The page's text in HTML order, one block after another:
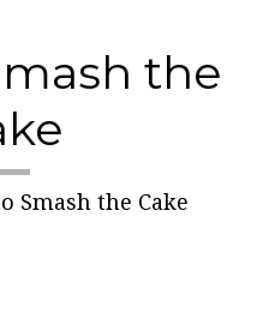
the
Smash the Cake